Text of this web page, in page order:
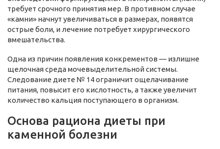
требует срочного принятия мер. В противном случае
«камни» начнут увеличиваться в размерах, появятся
острые боли, и лечение потребует хирургического
вмешательства.
Одна из причин появления конкрементов — излишне
щелочная среда мочевыделительной системы.
Следование диете № 14 ограничит ощелачивание
питания, повысит его кислотность, а также увеличит
количество кальция поступающего в организм.
Основа рациона диеты при
каменной болезни